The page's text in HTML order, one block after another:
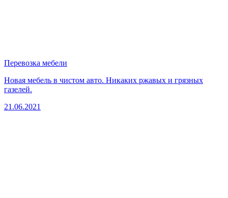
Перевозка мебели
Новая мебель в чистом авто. Никаких ржавых и грязных
газелей.
21.06.2021